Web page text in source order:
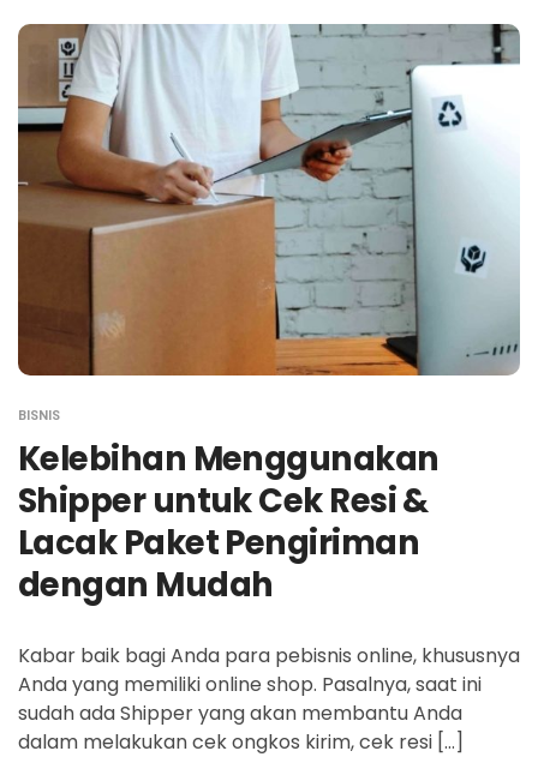
BISNIS
Kelebihan Menggunakan
Shipper untuk Cek Resi &
Lacak Paket Pengiriman
dengan Mudah
Kabar baik bagi Anda para pebisnis online, khususnya
Anda yang memiliki online shop. Pasalnya, saat ini
sudah ada Shipper yang akan membantu Anda
dalam melakukan cek ongkos kirim, cek resi […]